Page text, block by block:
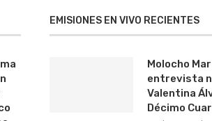
EMISIONES EN VIVO RECIENTES
Molocho
entrevista
Valentina
Décimo